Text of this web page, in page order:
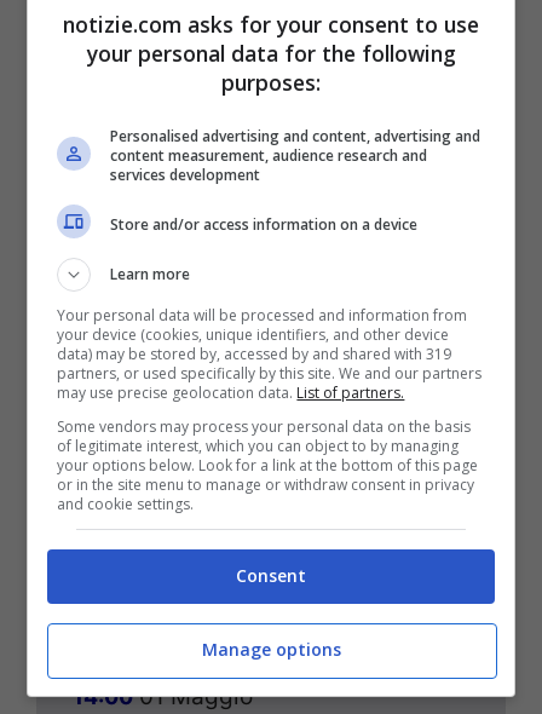
aprile scorso per “istigazione e
simpatie per un gruppo terroristico”.
15:00
Furia Duda
Il presidente polacco Andrzej Duda
ha duramente deplorato come
“vergognoso” l’attacco contro la
sinagoga Nozik di Varsavia.
14:00 01 Maggio
notizie.com asks for your consent to use
your personal data for the following
purposes:
Personalised advertising and content, advertising and
content measurement, audience research and
services development
Store and/or access information on a device
Learn more
Your personal data will be processed and information from
your device (cookies, unique identifiers, and other device
data) may be stored by, accessed by and shared with 319
partners, or used specifically by this site. We and our partners
may use precise geolocation data. List of partners.
Some vendors may process your personal data on the basis
of legitimate interest, which you can object to by managing
your options below. Look for a link at the bottom of this page
or in the site menu to manage or withdraw consent in privacy
and cookie settings.
Consent
Manage options